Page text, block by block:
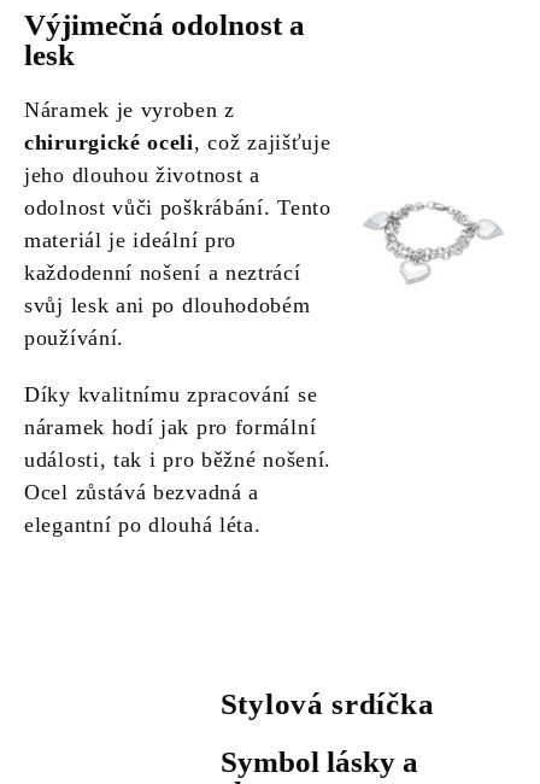
Výjimečná odolnost a
lesk
Náramek je vyroben z
chirurgické oceli, což zajišťuje
jeho dlouhou životnost a
odolnost vůči poškrábání. Tento
materiál je ideální pro
každodenní nošení a neztrácí
svůj lesk ani po dlouhodobém
používání.
Díky kvalitnímu zpracování se
náramek hodí jak pro formální
události, tak i pro běžné nošení.
Ocel zůstává bezvadná a
elegantní po dlouhá léta.
Stylová srdíčka
Symbol lásky a